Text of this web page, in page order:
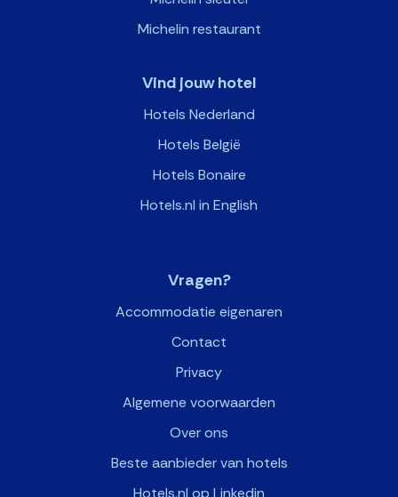
Michelin restaurant
Vind jouw hotel
Hotels Nederland
Hotels België
Hotels Bonaire
Hotels.nl in English
>
Vragen?
Accommodatie eigenaren
Contact
Privacy
Algemene voorwaarden
Over ons
Beste aanbieder van hotels
Hotels.nl op Linkedin